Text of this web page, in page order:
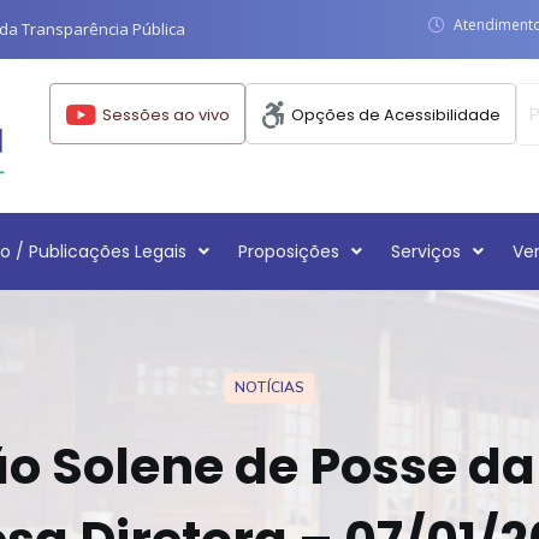
Transparência Pública
Sessões ao vivo Opções de Acessibilidade
/ Publicações Legais Proposições Serviços
NOTÍCIAS
Solene de Posse